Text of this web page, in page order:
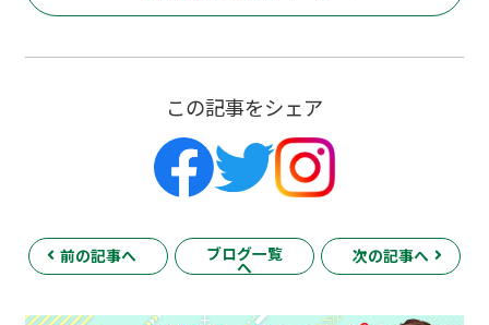
この記事をシェア
前の記事へ ブログ一覧
へ
次の記事へ